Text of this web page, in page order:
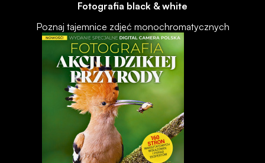
Fotografia black & white
Poznaj tajemnice zdjęć monochromatycznych